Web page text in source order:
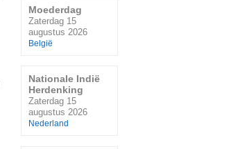
Moederdag
Zaterdag 15
augustus 2026
België
Nationale Indië
Herdenking
Zaterdag 15
augustus 2026
Nederland